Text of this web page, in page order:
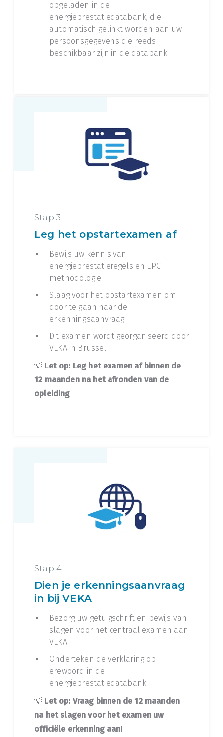
opgeladen in de
energieprestatiedatabank, die
automatisch gelinkt worden aan uw
persoonsgegevens die reeds
beschikbaar zijn in de databank.
Stap 3
Leg het opstartexamen af
Bewijs uw kennis van
energieprestatieregels en EPC-
methodologie
Slaag voor het opstartexamen om
door te gaan naar de
erkenningsaanvraag
Dit examen wordt georganiseerd door
VEKA in Brussel
💡 Let op: Leg het examen af binnen de
12 maanden na het afronden van de
opleiding!
Stap 4
Dien je erkenningsaanvraag
in bij VEKA
Bezorg uw getuigschrift en bewijs van
slagen voor het centraal examen aan
VEKA
Onderteken de verklaring op
erewoord in de
energieprestatiedatabank
💡 Let op: Vraag binnen de 12 maanden
na het slagen voor het examen uw
officiële erkenning aan!